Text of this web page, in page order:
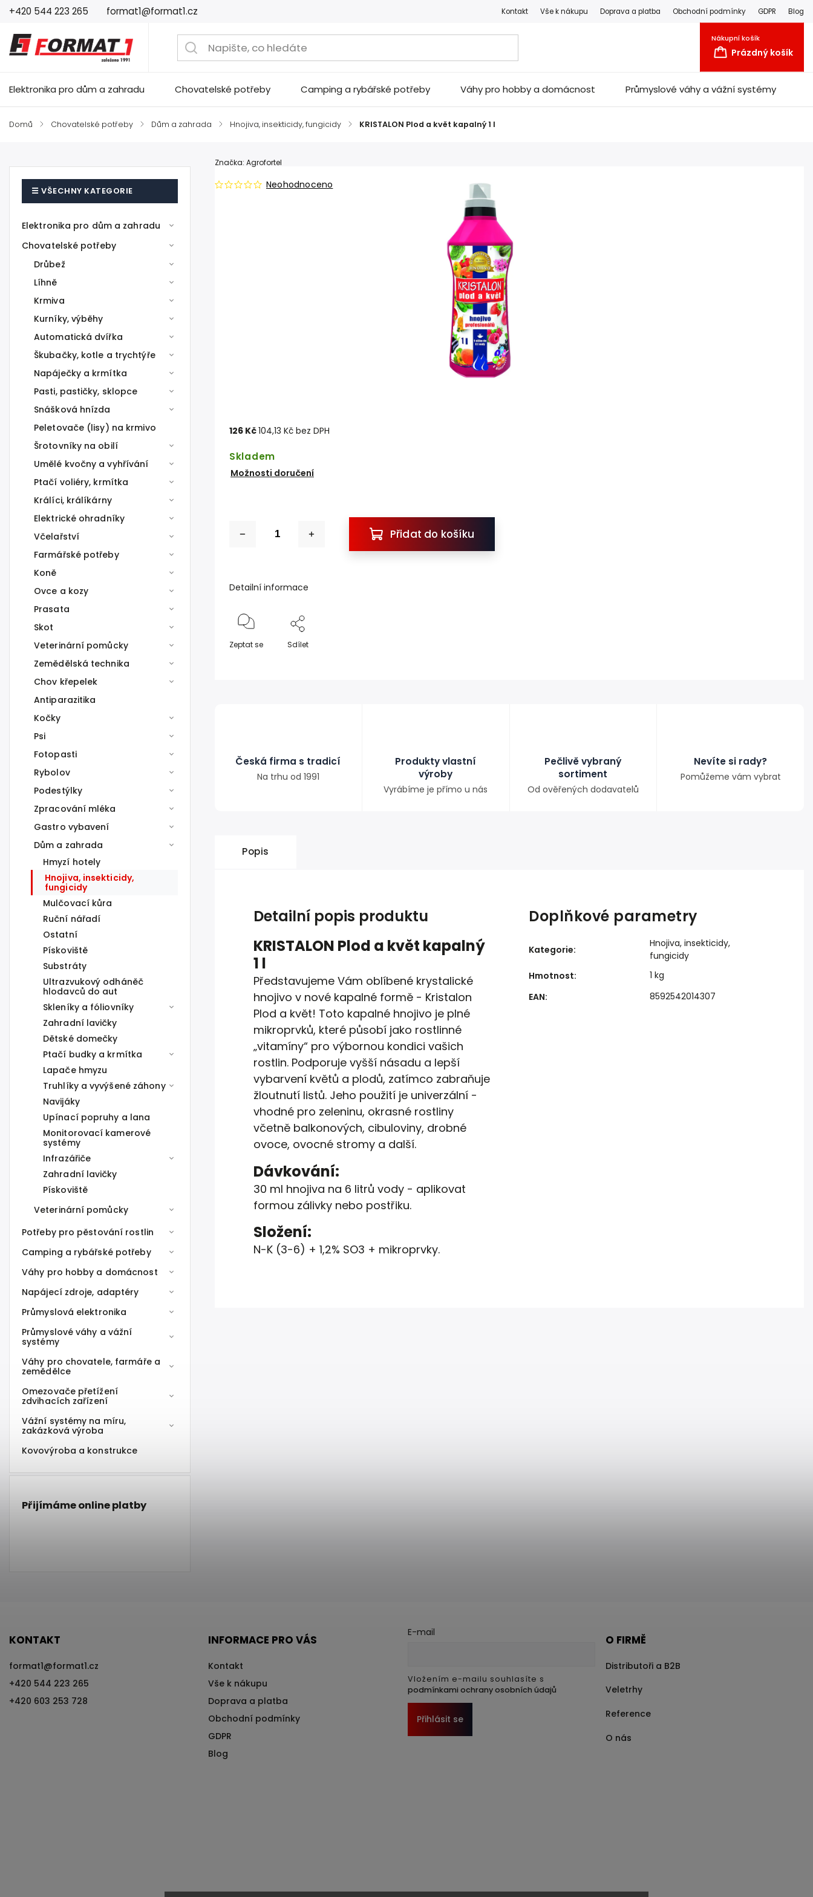
+420 544 223 265 format1@format1.cz Kontakt Vše k nákupu Doprava a platba Obchodní podmínky GDPR Blog
Nákupní košík
Prázdný košík
Elektronika pro dům a zahradu Chovatelské potřeby Camping a rybářské potřeby Váhy pro hobby a domácnost Průmyslové váhy a vážní systémy
Domů / Chovatelské potřeby / Dům a zahrada / Hnojiva, insekticidy, fungicidy / KRISTALON Plod a květ kapalný 1 l
Elektronika pro dům a zahradu
Chovatelské potřeby
Drůbež
Líhně
Krmiva
Kurníky, výběhy
Automatická dvířka
Škubačky, kotle a trychtýře
Napáječky a krmítka
Pasti, pastičky, sklopce
Snášková hnízda
Peletovače (lisy) na krmivo
Šrotovníky na obilí
Umělé kvočny a vyhřívání
Ptačí voliéry, krmítka
Králíci, králíkárny
Elektrické ohradníky
Včelařství
Farmářské potřeby
Koně
Ovce a kozy
Prasata
Skot
Veterinární pomůcky
Zemědělská technika
Chov křepelek
Antiparazitika
Kočky
Psi
Fotopasti
Rybolov
Podestýlky
Zpracování mléka
Gastro vybavení
Dům a zahrada
Hmyzí hotely
Hnojiva, insekticidy,
fungicidy
Mulčovací kůra
Ruční nářadí
Ostatní
Pískoviště
Substráty
Ultrazvukový odháněč
hlodavců do aut
Skleníky a fóliovníky
Zahradní lavičky
Dětské domečky
Ptačí budky a krmítka
Lapače hmyzu
Truhlíky a vyvýšené záhony
Navijáky
Upínací popruhy a lana
Monitorovací kamerové
systémy
Infrazářiče
Zahradní lavičky
Pískoviště
Veterinární pomůcky
Potřeby pro pěstování rostlin
Camping a rybářské potřeby
Váhy pro hobby a domácnost
Napájecí zdroje, adaptéry
Průmyslová elektronika
Průmyslové váhy a vážní
systémy
Váhy pro chovatele, farmáře a
zemědělce
Omezovače přetížení
zdvihacích zařízení
Vážní systémy na míru,
zakázková výroba
Kovovýroba a konstrukce
Přijímáme online platby
Neohodnoceno
Značka: Agrofortel
126 Kč104,13 Kč bez DPH
Skladem
Možnosti doručení
Přidat do košíku
Detailní informace
Zeptat se Sdílet
Česká firma s tradicí
Na trhu od 1991
Produkty vlastní
výroby
Vyrábíme je přímo u nás
Pečlivě vybraný
sortiment
Od ověřených dodavatelů
Nevíte si rady?
Pomůžeme vám vybrat
Popis
Detailní popis produktu
KRISTALON Plod a květ kapalný
1 l
Představujeme Vám oblíbené krystalické
hnojivo v nové kapalné formě - Kristalon
Plod a květ! Toto kapalné hnojivo je plné
mikroprvků, které působí jako rostlinné
„vitamíny“ pro výbornou kondici vašich
rostlin. Podporuje vyšší násadu a lepší
vybarvení květů a plodů, zatímco zabraňuje
žloutnutí listů. Jeho použití je univerzální -
vhodné pro zeleninu, okrasné rostliny
včetně balkonových, cibuloviny, drobné
ovoce, ovocné stromy a další.
Dávkování:
30 ml hnojiva na 6 litrů vody - aplikovat
formou zálivky nebo postřiku.
Složení:
N-K (3-6) + 1,2% SO3 + mikroprvky.
Doplňkové parametry
Kategorie:
Hnojiva, insekticidy,
fungicidy
Hmotnost:
1 kg
EAN: 8592542014307
KONTAKT
format1@format1.cz
+420 544 223 265
+420 603 253 728
INFORMACE PRO VÁS
Kontakt
Vše k nákupu
Doprava a platba
Obchodní podmínky
GDPR
Blog
E-mail
Vložením e-mailu souhlasíte s
podmínkami ochrany osobních údajů
Přihlásit se
O FIRMĚ
Distributoři a B2B
Veletrhy
Reference
O nás